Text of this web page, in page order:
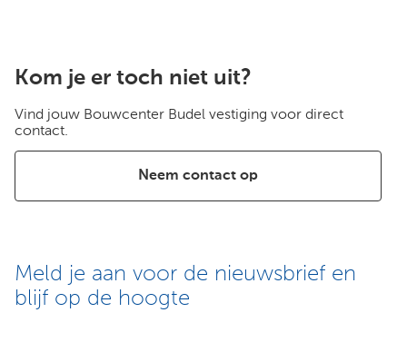
Kom je er toch niet uit?
Vind jouw Bouwcenter Budel vestiging voor direct
contact.
Neem contact op
Meld je aan voor de nieuwsbrief en
blijf op de hoogte